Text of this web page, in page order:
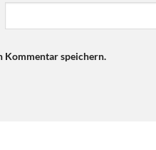
Kommentar speichern.